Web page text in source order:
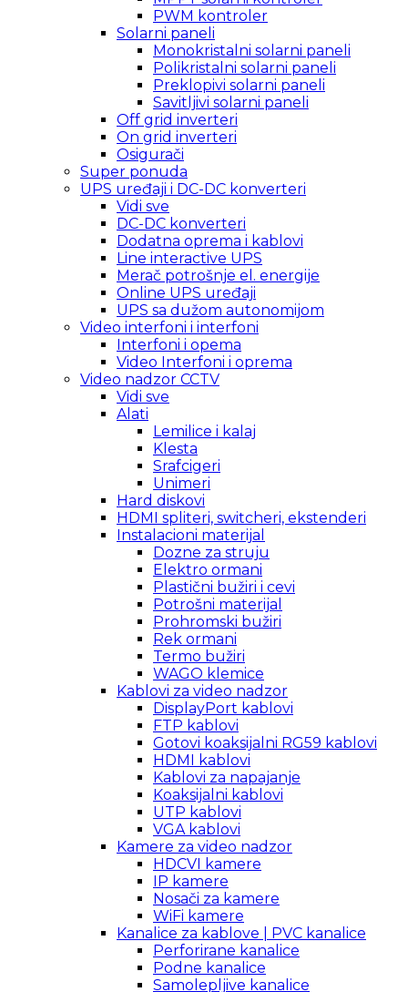
PWM kontroler
Solarni paneli
Monokristalni solarni paneli
Polikristalni solarni paneli
Preklopivi solarni paneli
Savitljivi solarni paneli
Off grid inverteri
On grid inverteri
Osigurači
Super ponuda
UPS uređaji i DC-DC konverteri
Vidi sve
DC-DC konverteri
Dodatna oprema i kablovi
Line interactive UPS
Merač potrošnje el. energije
Online UPS uređaji
UPS sa dužom autonomijom
Video interfoni i interfoni
Interfoni i opema
Video Interfoni i oprema
Video nadzor CCTV
Vidi sve
Alati
Lemilice i kalaj
Klesta
Srafcigeri
Unimeri
Hard diskovi
HDMI spliteri, switcheri, ekstenderi
Instalacioni materijal
Dozne za struju
Elektro ormani
Plastični bužiri i cevi
Potrošni materijal
Prohromski bužiri
Rek ormani
Termo bužiri
WAGO klemice
Kablovi za video nadzor
DisplayPort kablovi
FTP kablovi
Gotovi koaksijalni RG59 kablovi
HDMI kablovi
Kablovi za napajanje
Koaksijalni kablovi
UTP kablovi
VGA kablovi
Kamere za video nadzor
HDCVI kamere
IP kamere
Nosači za kamere
WiFi kamere
Kanalice za kablove | PVC kanalice
Perforirane kanalice
Podne kanalice
Samolepljive kanalice